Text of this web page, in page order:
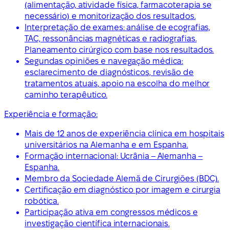
(alimentação, atividade física, farmacoterapia se
necessário) e monitorização dos resultados.
Interpretação de exames: análise de ecografias,
TAC, ressonâncias magnéticas e radiografias.
Planeamento cirúrgico com base nos resultados.
Segundas opiniões e navegação médica:
esclarecimento de diagnósticos, revisão de
tratamentos atuais, apoio na escolha do melhor
caminho terapêutico.
Experiência e formação:
Mais de 12 anos de experiência clínica em hospitais
universitários na Alemanha e em Espanha.
Formação internacional: Ucrânia – Alemanha –
Espanha.
Membro da Sociedade Alemã de Cirurgiões (BDC).
Certificação em diagnóstico por imagem e cirurgia
robótica.
Participação ativa em congressos médicos e
investigação científica internacionais.